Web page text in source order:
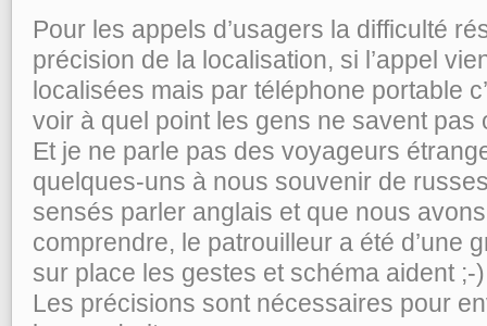
Pour les appels d’usagers la difficulté
précision de la localisation, si l’appel
localisées mais par téléphone portable
voir à quel point les gens ne savent pas
Et je ne parle pas des voyageurs
quelques-uns à nous souvenir de
sensés parler anglais et que nous
comprendre, le patrouilleur a été d’une
sur place les gestes et schéma aident ;-)
Les précisions sont nécessaires pour